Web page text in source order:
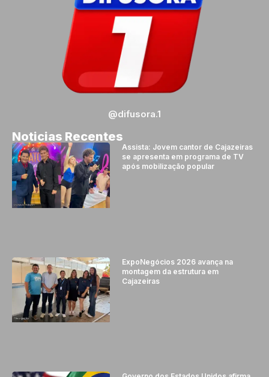
@difusora.1
Noticias Recentes
Assista: Jovem cantor de Cajazeiras
se apresenta em programa de TV
após mobilização popular
ExpoNegócios 2026 avança na
montagem da estrutura em
Cajazeiras